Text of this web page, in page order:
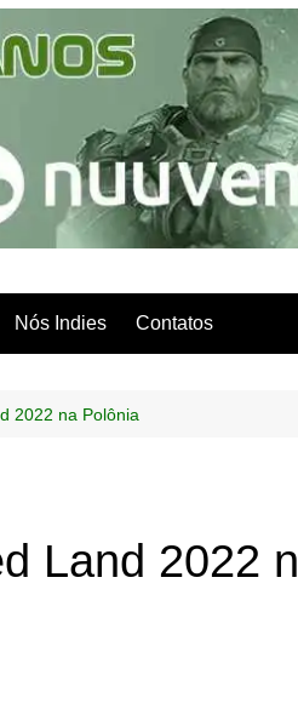
Nós Indies Contatos
2022 na Polônia
Land 2022